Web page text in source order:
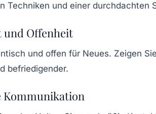
Techniken und einer
Offenheit
und offen für Neues. Zeigen
befriedigender.
Kommunikation